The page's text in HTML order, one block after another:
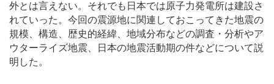
外とは言えない。それでも日本では原子力発電所は建設さ
れていった。今回の震源地に関連しておこってきた地震の
規模、構造、歴史的経緯、地域分布などの調査・分析やア
ウターライズ地震、日本の地震活動期の件などについて説
明した。